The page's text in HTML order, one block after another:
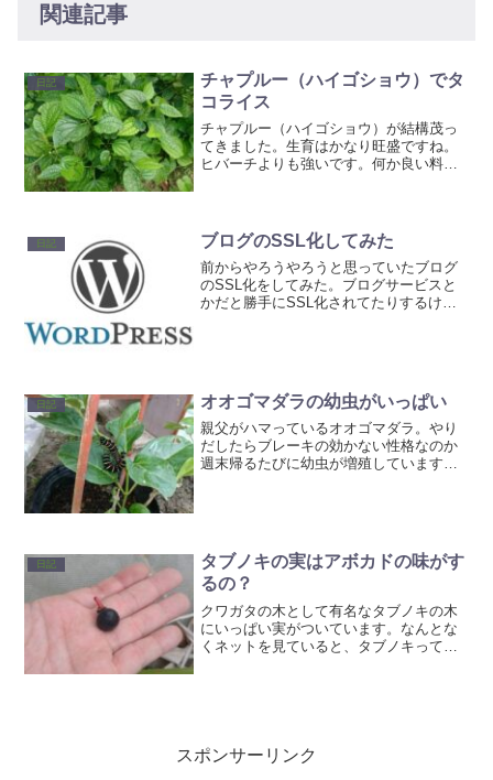
関連記事
日記
チャプルー（ハイゴショウ）でタ
コライス
チャプルー（ハイゴショウ）が結構茂っ
てきました。生育はかなり旺盛ですね。
ヒバーチよりも強いです。何か良い料理
んでした（＾＾；また何か...
日記 ブログのSSL化してみた
前からやろうやろうと思っていたブログ
のSSL化をしてみた。ブログサービスと
かだと勝手にSSL化されてたりするけ
日記 オオゴマダラの幼虫がいっぱい
親父がハマっているオオゴマダラ。やり
だしたらブレーキの効かない性格なのか
週末帰るたびに幼虫が増殖しています
日記
タブノキの実はアボカドの味がす
るの？
クワガタの木として有名なタブノキの木
にいっぱい実がついています。なんとな
くネットを見ていると、タブノキってア
スポンサーリンク